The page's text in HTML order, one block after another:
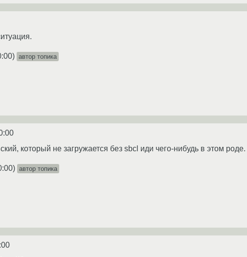
) автор топика
который не загружается без sbcl иди чего-нибудь в этом роде.
) автор топика